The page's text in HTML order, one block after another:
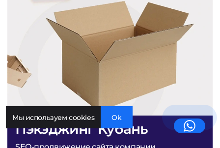
Пэкэджинг Кубань
Мы используем cookies Ok